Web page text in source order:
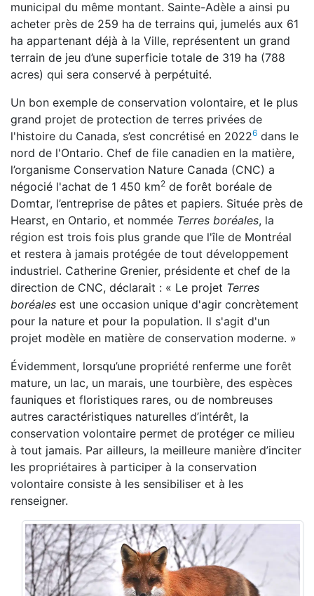
municipal du même montant. Sainte-Adèle a ainsi pu
acheter près de 259 ha de terrains qui, jumelés aux 61
ha appartenant déjà à la Ville, représentent un grand
terrain de jeu d’une superficie totale de 319 ha (788
acres) qui sera conservé à perpétuité.
Un bon exemple de conservation volontaire, et le plus
grand projet de protection de terres privées de
l'histoire du Canada, s’est concrétisé en 20226 dans le
nord de l'Ontario. Chef de file canadien en la matière,
l’organisme Conservation Nature Canada (CNC) a
négocié l'achat de 1 450 km2 de forêt boréale de
Domtar, l’entreprise de pâtes et papiers. Située près de
Hearst, en Ontario, et nommée Terres boréales, la
région est trois fois plus grande que l'île de Montréal
et restera à jamais protégée de tout développement
industriel. Catherine Grenier, présidente et chef de la
direction de CNC, déclarait : « Le projet Terres
boréales est une occasion unique d'agir concrètement
pour la nature et pour la population. Il s'agit d'un
projet modèle en matière de conservation moderne. »
Évidemment, lorsqu’une propriété renferme une forêt
mature, un lac, un marais, une tourbière, des espèces
fauniques et floristiques rares, ou de nombreuses
autres caractéristiques naturelles d’intérêt, la
conservation volontaire permet de protéger ce milieu
à tout jamais. Par ailleurs, la meilleure manière d’inciter
les propriétaires à participer à la conservation
volontaire consiste à les sensibiliser et à les
renseigner.